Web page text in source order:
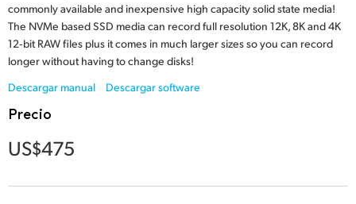
Japan
Korea
Mexico
Netherlands
New Zealand
commonly available and inexpensive high capacity solid state media!
The NVMe based SSD media can record full resolution 12K, 8K and 4K
12‑bit RAW files plus it comes in much larger sizes so you can record
longer without having to change disks!
Descargar manual
Descargar software
Precio
US$475